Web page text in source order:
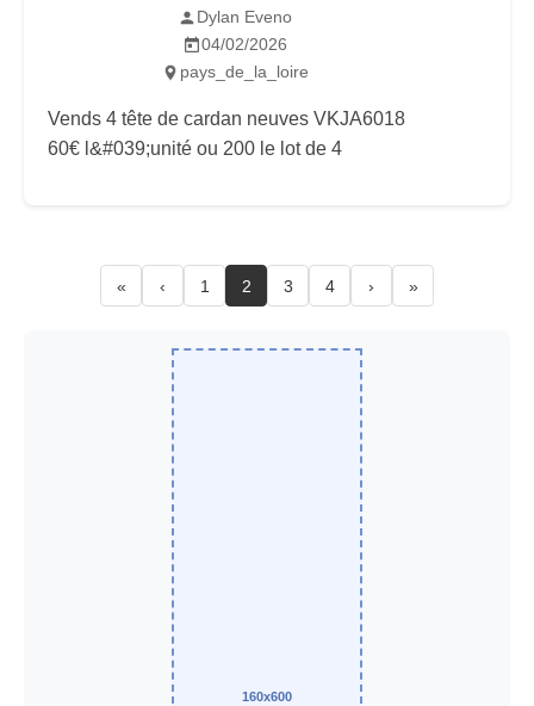
Dylan Eveno
04/02/2026
pays_de_la_loire
Vends 4 tête de cardan neuves VKJA6018
60€ l&#039;unité ou 200 le lot de 4
« ‹ 1 2 3 4 › »
160x600